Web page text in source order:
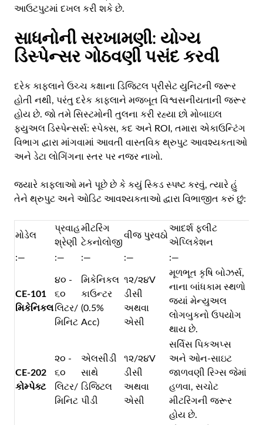
આઉટપુટમાં દખલ કરી શકે છે.
સાધનોની સરખામણી: યોગ્ય
ડિસ્પેન્સર ગોઠવણી પસંદ કરવી
દરેક કાફલાને ઉચ્ચ કક્ષાના ડિજિટલ પ્રીસેટ યુનિટની જરૂર
હોતી નથી, પરંતુ દરેક કાફલાને મજબૂત વિશ્વસનીયતાની જરૂર
હોય છે. જો તમે સિસ્ટમોની તુલના કરી રહ્યા છો મોબાઇલ
ફ્યુઅલ ડિસ્પેન્સર્સ: સ્પેક્સ, કદ અને ROI , તમારા એકાઉન્ટિંગ
વિભાગ દ્વારા માંગવામાં આવતી વાસ્તવિક થ્રુપુટ આવશ્યકતાઓ
અને ડેટા લોગિંગના સ્તર પર નજર નાખો.
જ્યારે કાફલાઓ મને પૂછે છે કે કયું સ્કિડ સ્પષ્ટ કરવું, ત્યારે હું
તેને થ્રુપુટ અને ઓડિટ આવશ્યકતાઓ દ્વારા વિભાજીત કરું છું:
મોડેલ
પ્રવાહ
શ્રેણી
મીટરિંગ
ટેકનોલોજી
વીજ પુરવઠો
આદર્શ ફ્લીટ
એપ્લિકેશન
:—
:— :— :— :—
CE-101
મિકેનિકલ
૪૦ -
૬૦
લિટર/
મિનિટ
મિકેનિકલ
કાઉન્ટર
(0.5%
Acc)
૧૨/૨૪V
ડીસી
અથવા
એસી
મૂળભૂત કૃષિ બોઝર્સ,
નાના બાંધકામ સ્થળો
જ્યાં મેન્યુઅલ
લોગબુકનો ઉપયોગ
થાય છે.
CE-202
કોમ્પેક્ટ
૨૦ -
૬૦
લિટર/
મિનિટ
એલસીડી
સાથે
ડિજિટલ
પીડી
૧૨/૨૪V
ડીસી
અથવા
એસી
સર્વિસ પિકઅપ્સ
અને ઓન-સાઇટ
જાળવણી રિગ્સ જેમાં
હળવા, સચોટ
મીટરિંગની જરૂર
હોય છે.